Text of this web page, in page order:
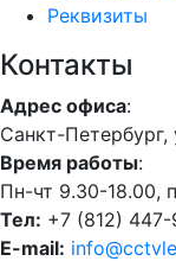
Реквизиты
Контакты
Адрес офиса:
Санкт-
Время работы:
Пн-чт 9.30-18.00,
Тел: +7 (812)
E-mail: